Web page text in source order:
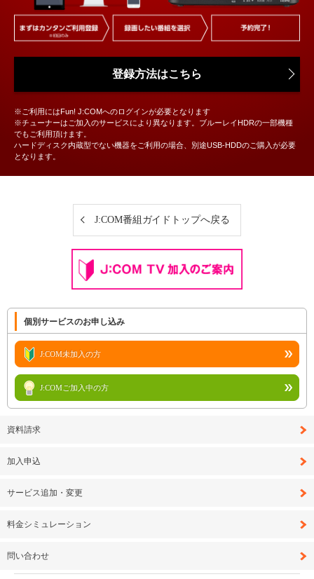
登録方法はこちら
※ご利用にはFun! J:COMへのログインが必要となります
※チューナーはご加入のサービスにより異なります。ブルーレイHDRの一部機種
でもご利用頂けます。
ハードディスク内蔵型でない機器をご利用の場合、別途USB-HDDのご購入が必要
となります。
J:COM番組ガイドトップへ戻る
個別サービスのお申し込み
J:COM未加入の方
J:COMご加入中の方
資料請求
加入申込
サービス追加・変更
料金シミュレーション
問い合わせ